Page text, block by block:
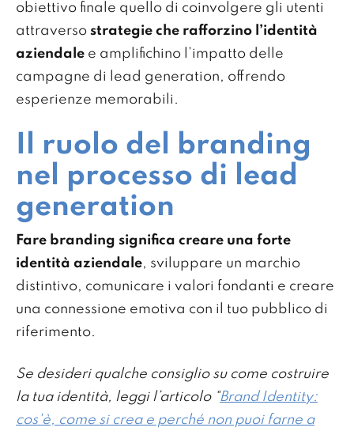
obiettivo finale quello di coinvolgere gli utenti
attraverso strategie che rafforzino l’identità
aziendale e amplifichino l’impatto delle
campagne di lead generation, offrendo
esperienze memorabili.
Il ruolo del branding
nel processo di lead
generation
Fare branding significa creare una forte
identità aziendale, sviluppare un marchio
distintivo, comunicare i valori fondanti e creare
una connessione emotiva con il tuo pubblico di
riferimento.
Se desideri qualche consiglio su come costruire
la tua identità, leggi l’articolo “Brand Identity:
cos'è, come si crea e perché non puoi farne a